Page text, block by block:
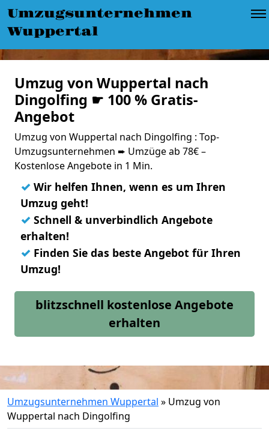
Umzugsunternehmen
Wuppertal
Umzug von Wuppertal nach
Dingolfing ☛ 100 % Gratis-
Angebot
Umzug von Wuppertal nach Dingolfing : Top-
Umzugsunternehmen ➨ Umzüge ab 78€ –
Kostenlose Angebote in 1 Min.
✓ Wir helfen Ihnen, wenn es um Ihren
Umzug geht!
✓ Schnell & unverbindlich Angebote
erhalten!
✓ Finden Sie das beste Angebot für Ihren
Umzug!
blitzschnell kostenlose Angebote
erhalten
Umzugsunternehmen Wuppertal » Umzug von
Wuppertal nach Dingolfing